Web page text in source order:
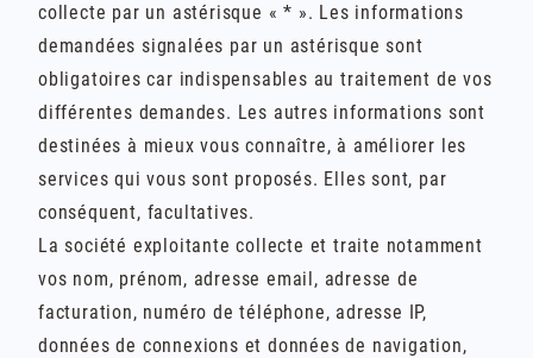
collecte par un astérisque « * ». Les informations
demandées signalées par un astérisque sont
obligatoires car indispensables au traitement de vos
différentes demandes. Les autres informations sont
destinées à mieux vous connaître, à améliorer les
services qui vous sont proposés. Elles sont, par
conséquent, facultatives.
La société exploitante collecte et traite notamment
vos nom, prénom, adresse email, adresse de
facturation, numéro de téléphone, adresse IP,
données de connexions et données de navigation,